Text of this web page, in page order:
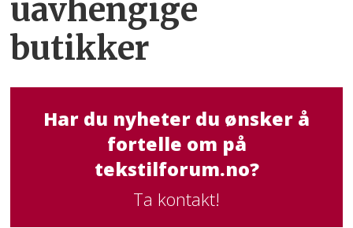
uavhengige
butikker
Har du nyheter du ønsker å
fortelle om på
tekstilforum.no?
Ta kontakt!